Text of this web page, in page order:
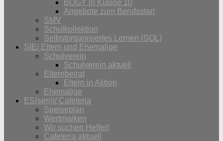
BOGY in Klasse 10
Angebote zum Berufsstart
SMV
Schulkollektion
Selbstorganisiertes Lernen (SOL)
SIE/ Eltern und Ehemalige
Schulverein
Schulverein aktuell
Elternbeirat
Eltern in Aktion
Ehemalige
ES(sen)!/ Cafeteria
Speiseplan
Wertmarken
Wir suchen Helfer!
Cafeteria aktuell